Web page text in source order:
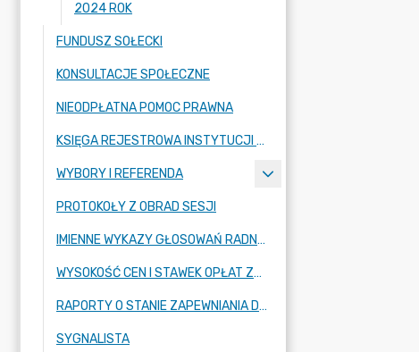
2024 ROK
FUNDUSZ SOŁECKI
KONSULTACJE SPOŁECZNE
NIEODPŁATNA POMOC PRAWNA
KSIĘGA REJESTROWA INSTYTUCJI KULTURY
WYBORY I REFERENDA
PROTOKOŁY Z OBRAD SESJI
IMIENNE WYKAZY GŁOSOWAŃ RADNYCH
WYSOKOŚĆ CEN I STAWEK OPŁAT ZBIOROWEGO ZAOPATRZENIA W WODĘ
RAPORTY O STANIE ZAPEWNIANIA DOSTĘPNOŚCI PODMIOTU PUBLICZNEGO
SYGNALISTA